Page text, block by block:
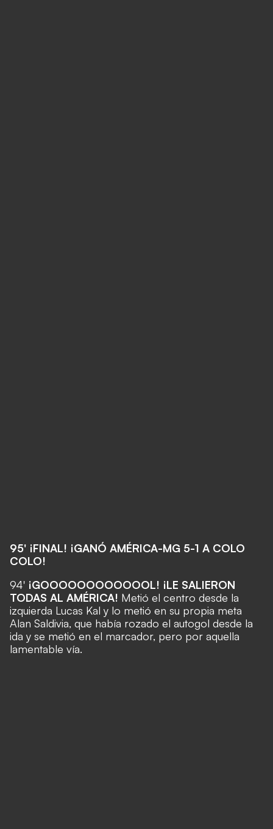
95' ¡FINAL! ¡GANÓ AMÉRICA-MG 5-1 A COLO
COLO!
94' ¡GOOOOOOOOOOOOL! ¡LE SALIERON
TODAS AL AMÉRICA! Metió el centro desde la
izquierda Lucas Kal y lo metió en su propia meta
Alan Saldivia, que había rozado el autogol desde la
ida y se metió en el marcador, pero por aquella
lamentable vía.